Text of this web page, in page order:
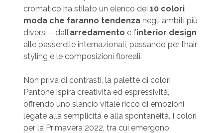
cromatico ha stilato un elenco dei 10 colori
moda che faranno tendenzanegli ambiti più
diversi – dall’arredamento e l’interior design
alle passerelle internazionali, passando per l’hair
styling e le composizioni floreali.
Non priva di contrasti, la palette di colori
Pantone ispira creatività ed espressività,
offrendo uno slancio vitale ricco di emozioni
legate alla semplicità e alla spontaneità. I colori
per la Primavera 2022, tra cui emergono